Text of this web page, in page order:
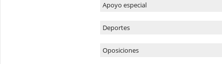
Apoyo especial
Deportes
Oposiciones